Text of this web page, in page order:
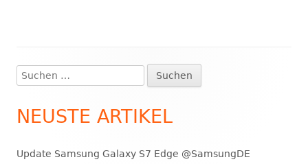
Haupt-
Seitenleiste
Suchen
nach:
NEUSTE ARTIKEL
Update Samsung Galaxy S7 Edge @SamsungDE